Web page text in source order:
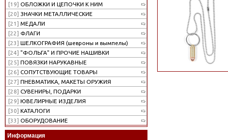
[19] ОБЛОЖКИ И ЦЕПОЧКИ К НИМ
[20] ЗНАЧКИ МЕТАЛЛИЧЕСКИЕ
[21] МЕДАЛИ
[22] ФЛАГИ
[23] ШЕЛКОГРАФИЯ (шевроны и вымпелы)
[24] "ФОЛЬГА" И ПРОЧИЕ НАШИВКИ
[25] ПОВЯЗКИ НАРУКАВНЫЕ
[26] СОПУТСТВУЮЩИЕ ТОВАРЫ
[27] ПНЕВМАТИКА, МАКЕТЫ ОРУЖИЯ
[28] СУВЕНИРЫ, ПОДАРКИ
[29] ЮВЕЛИРНЫЕ ИЗДЕЛИЯ
[30] КАТАЛОГИ
[33] ОБОРУДОВАНИЕ
Информация